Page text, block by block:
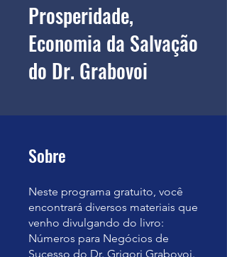
Prosperidade,
Economia da Salvação
do Dr. Grabovoi
Sobre
Neste programa gratuito, você
encontrará diversos materiais que
venho divulgando do livro:
Números para Negócios de
Sucesso do Dr. Grigori Grabovoi.